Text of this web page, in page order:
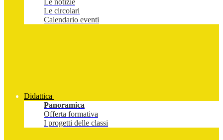
Le notizie
Le circolari
Calendario eventi
Didattica
Panoramica
Offerta formativa
I progetti delle classi